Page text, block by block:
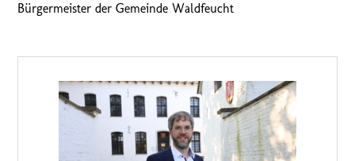
Bürgermeister der Gemeinde Waldfeucht